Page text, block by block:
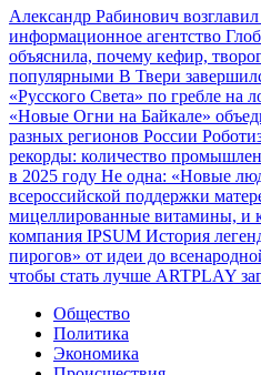
Александр Рабинович
информационное агентство
объяснила, почему кефир,
популярными В Твери
«Русского Света» по гребле на
«Новые Огни на Байкале»
разных регионов России
рекорды: количество
в 2025 году Не одна: «Новые
всероссийской поддержки
мицеллированные витамины, и
компания IPSUM История
пирогов» от идеи до
чтобы стать лучше ARTPLAY
Общество
Политика
Экономика